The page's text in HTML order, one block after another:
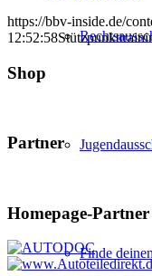
Finde
https://bbv-inside.de/
12:52:58
Shop
Partner
Homepage-Partner